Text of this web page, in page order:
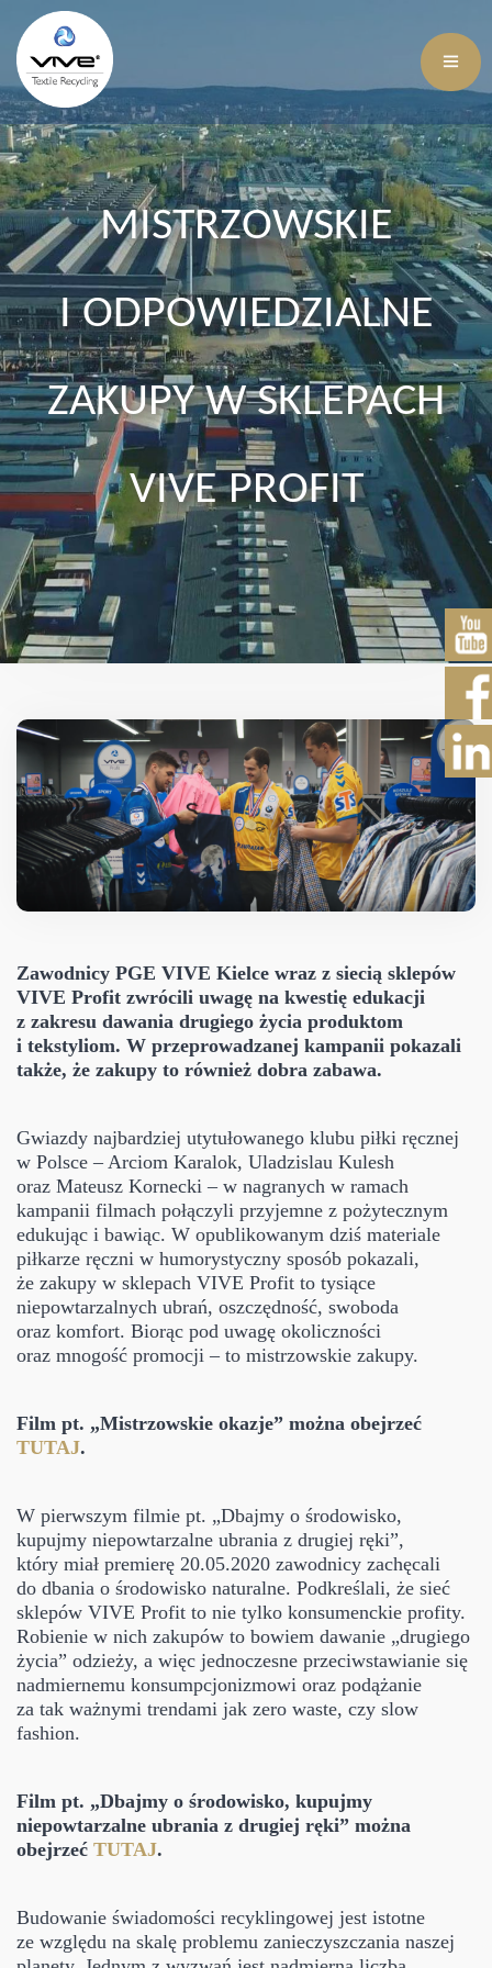
MISTRZOWSKIE
I ODPOWIEDZIALNE
ZAKUPY W SKLEPACH
VIVE PROFIT
Zawodnicy PGE VIVE Kielce wraz z siecią sklepów
VIVE Profit zwrócili uwagę na kwestię edukacji
z zakresu dawania drugiego życia produktom
i tekstyliom. W przeprowadzanej kampanii pokazali
także, że zakupy to również dobra zabawa.
Gwiazdy najbardziej utytułowanego klubu piłki ręcznej
w Polsce – Arciom Karalok, Uladzislau Kulesh
oraz Mateusz Kornecki – w nagranych w ramach
kampanii filmach połączyli przyjemne z pożytecznym
edukując i bawiąc. W opublikowanym dziś materiale
piłkarze ręczni w humorystyczny sposób pokazali,
że zakupy w sklepach VIVE Profit to tysiące
niepowtarzalnych ubrań, oszczędność, swoboda
oraz komfort. Biorąc pod uwagę okoliczności
oraz mnogość promocji – to mistrzowskie zakupy.
Film pt. „Mistrzowskie okazje” można obejrzeć
TUTAJ.
W pierwszym filmie pt. „Dbajmy o środowisko,
kupujmy niepowtarzalne ubrania z drugiej ręki”,
który miał premierę 20.05.2020 zawodnicy zachęcali
do dbania o środowisko naturalne. Podkreślali, że sieć
sklepów VIVE Profit to nie tylko konsumenckie profity.
Robienie w nich zakupów to bowiem dawanie „drugiego
życia” odzieży, a więc jednoczesne przeciwstawianie się
nadmiernemu konsumpcjonizmowi oraz podążanie
za tak ważnymi trendami jak zero waste, czy slow
fashion.
Film pt. „Dbajmy o środowisko, kupujmy
niepowtarzalne ubrania z drugiej ręki” można
obejrzeć TUTAJ.
Budowanie świadomości recyklingowej jest istotne
ze względu na skalę problemu zanieczyszczania naszej